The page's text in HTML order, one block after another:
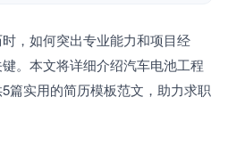
，如何突出专业能力和项目经
。本文将详细介绍汽车电池工程
篇实用的简历模板范文，助力求职